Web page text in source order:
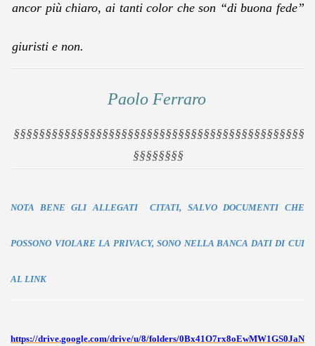
ancor più chiaro, ai tanti color che son “di buona fede”
giuristi e non.
Paolo Ferraro
§§§§§§§§§§§§§§§§§§§§§§§§§§§§§§§§§§§§§§§§§§§§§§
§§§§§§§§
NOTA BENE GLI ALLEGATI CITATI, SALVO DOCUMENTI CHE
POSSONO VIOLARE LA PRIVACY, SONO NELLA BANCA DATI DI CUI
AL LINK
https://drive.google.com/drive/u/8/folders/0Bx41O7rx8oEwMW1GS0JaN